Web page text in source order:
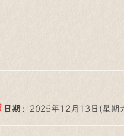
日期： 2025年12月13日 (星期